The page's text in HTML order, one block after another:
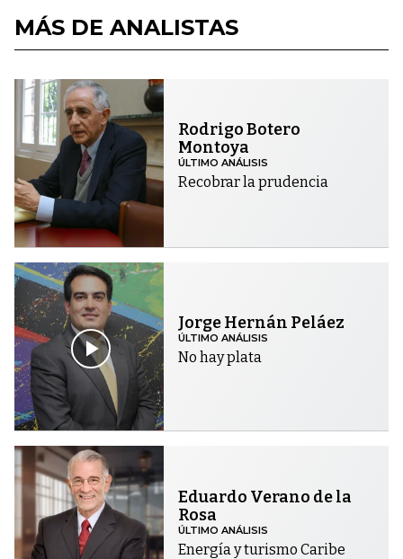
MÁS DE ANALISTAS
Rodrigo Botero
Montoya
ÚLTIMO ANÁLISIS
Recobrar la prudencia
Jorge Hernán Peláez
ÚLTIMO ANÁLISIS
No hay plata
Eduardo Verano de la
Rosa
ÚLTIMO ANÁLISIS
Energía y turismo Caribe